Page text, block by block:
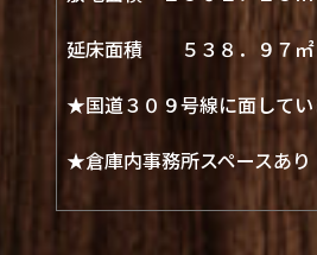
延床面積 ５３８．９７㎡
★国道３０９号線に面してい
★倉庫内事務所スペースあり